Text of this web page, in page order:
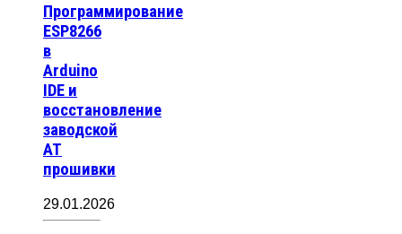
Программирование
ESP8266
в
Arduino
IDE и
восстановление
заводской
AT
прошивки
29.01.2026